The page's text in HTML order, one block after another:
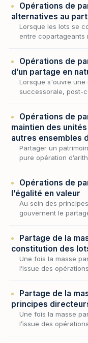
Opérations de
alternatives au
Lorsque les lots se
entre copartageants
biens indivis, le…
Opérations de
d’un partage en
Lorsque s'ouvre
successorale, post-
indivisaire le d…
Opérations de
maintien des
autres ensembles
Partager un
pure opération
Opérations de
l’égalité en valeur
Au sein des
gouvernent le
chaque
Partage de la
constitution des
Une fois la masse
l’issue des
indivisa…
Partage de la
principes
Une fois la masse
l’issue des